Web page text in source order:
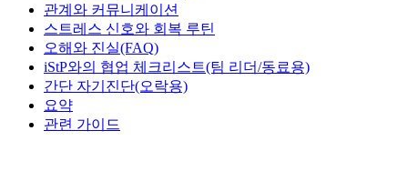
관계와 커뮤니케이션
스트레스 신호와 회복 루틴
오해와 진실(FAQ)
iStP와의 협업 체크리스트(팀 리더/동료용)
간단 자기진단(오락용)
요약
관련 가이드